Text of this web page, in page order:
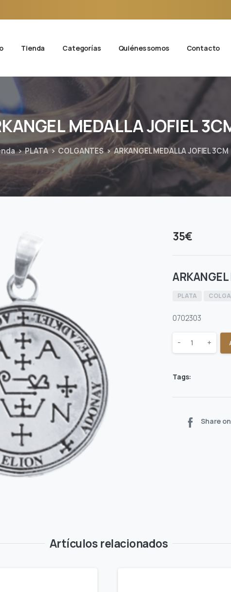
Tienda Categorías Quiénes somos Contacto
MEDALLAJOFIEL
PLATA COLGANTES ARKANGEL MEDALLA JOFIEL 3CM
35€
PLATA
0702303
Quantity
- +
Tags:
Share
Artículos relacionados